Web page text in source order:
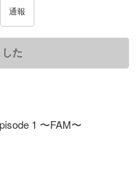
通報
た
1 〜FAM〜